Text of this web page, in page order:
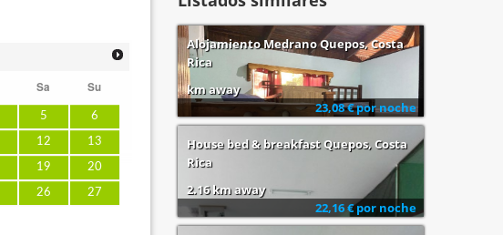
Sa Su
5 6
12 13
19 20
26 27
Alojamiento Medrano Quepos, Costa
Rica
km away
23,08 € por noche
House bed & breakfast Quepos, Costa
Rica
2.16 km away
22,16 € por noche